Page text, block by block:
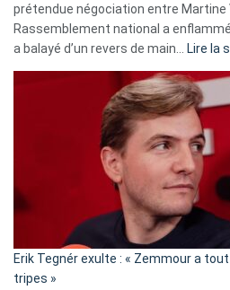
prétendue négociation entre Martine
Rassemblement national a
a balayé d’un revers de main… Lire la
Erik Tegnér exulte : « Zemmour a
tripes »